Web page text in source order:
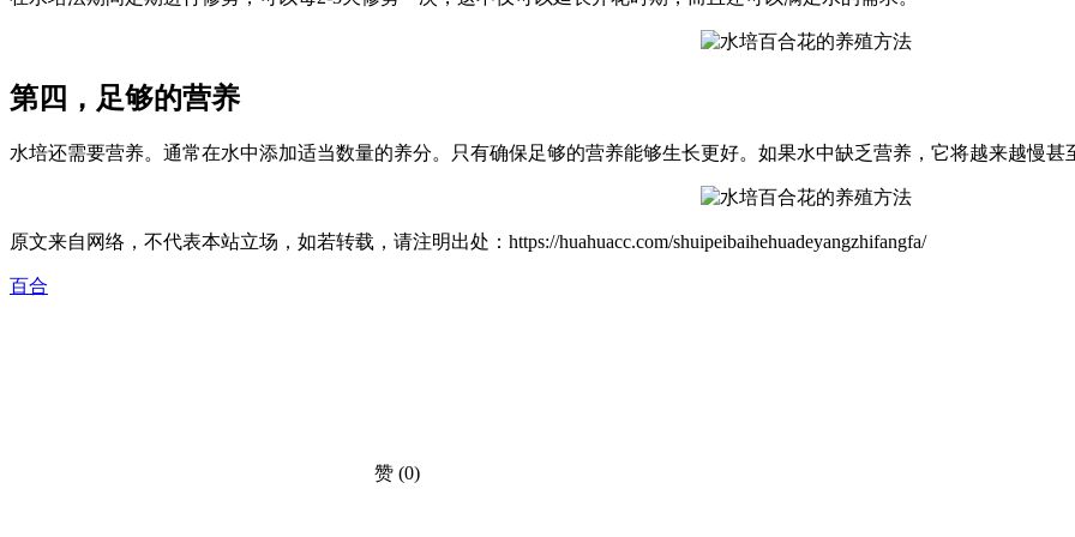
第四，足够的营养
水培还需要营养。通常在水中添加适当数量的养分。只有确保足够的营养能够生长更好。如果水中缺乏营养，它将越来越慢甚
原文来自网络，不代表本站立场，如若转载，请注明出处：https://huahuacc.com/shuipeibaihehuadeyangzhifangfa/
百合
赞 (0)